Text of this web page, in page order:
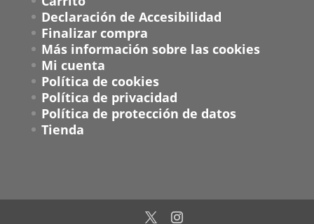
Declaración de Accesibilidad
Finalizar compra
Más información sobre las cookies
Mi cuenta
Política de cookies
Política de privacidad
Política de protección de datos
Tienda